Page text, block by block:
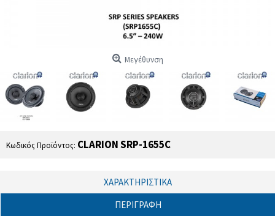
Μεγέθυνση
Κωδικός Προϊόντος: CLARION SRP-1655C
ΧΑΡΑΚΤΗΡΙΣΤΙΚΆ
ΠΕΡΙΓΡΑΦΉ